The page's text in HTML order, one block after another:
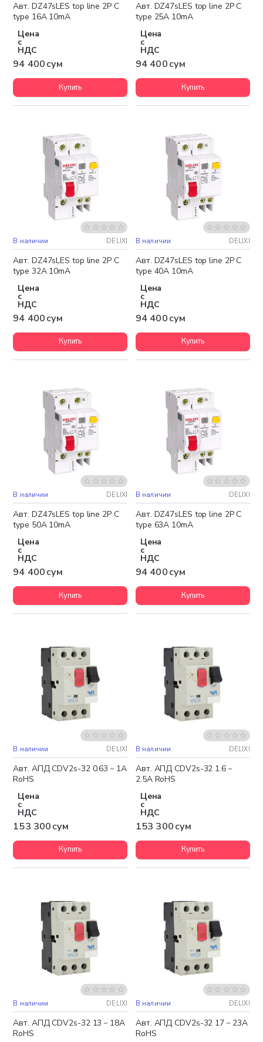
Авт. DZ47sLES top line 2P C
type 16A 10mA
Цена
с
НДС
94 400 сум
Купить
Авт. DZ47sLES top line 2P C
type 25A 10mA
Цена
с
НДС
94 400 сум
Купить
В наличии DELIXI
Авт. DZ47sLES top line 2P C
type 32A 10mA
Цена
с
НДС
94 400 сум
Купить
В наличии DELIXI
Авт. DZ47sLES top line 2P C
type 40A 10mA
Цена
с
НДС
94 400 сум
Купить
В наличии DELIXI
Авт. DZ47sLES top line 2P C
type 50A 10mA
Цена
с
НДС
94 400 сум
Купить
В наличии DELIXI
Авт. DZ47sLES top line 2P C
type 63A 10mA
Цена
с
НДС
94 400 сум
Купить
В наличии DELIXI
Авт. АПД CDV2s-32 0.63－1A
RoHS
Цена
с
НДС
153 300 сум
Купить
В наличии DELIXI
Авт. АПД CDV2s-32 1.6－
2.5A RoHS
Цена
с
НДС
153 300 сум
Купить
В наличии DELIXI
Авт. АПД CDV2s-32 13－18A
RoHS
В наличии DELIXI
Авт. АПД CDV2s-32 17－23A
RoHS